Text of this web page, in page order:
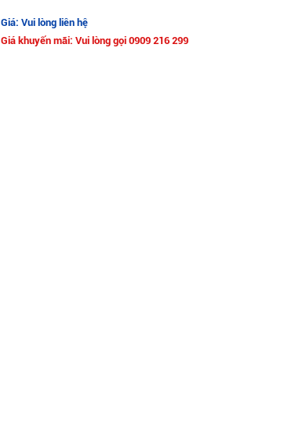
Giá: Vui lòng liên hệ
Giá khuyến mãi: Vui lòng gọi 0909 216 299